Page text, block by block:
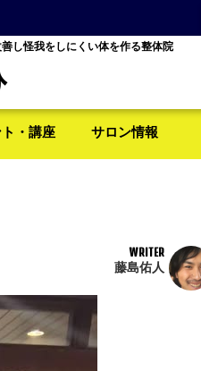
し怪我をしにくい体を作る整体院
・講座 サロン情報
WRITER
藤島佑人